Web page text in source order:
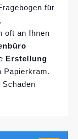
für
oft an Ihnen
Erstellung
Papierkram.